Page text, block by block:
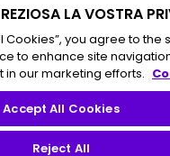
di Dolomiti
di Trento – Cod. Fisc. e
LA VOSTRA
Cookies”, you agree to the
to enhance site
in our marketing efforts.
Accept All Cookies
Reject All